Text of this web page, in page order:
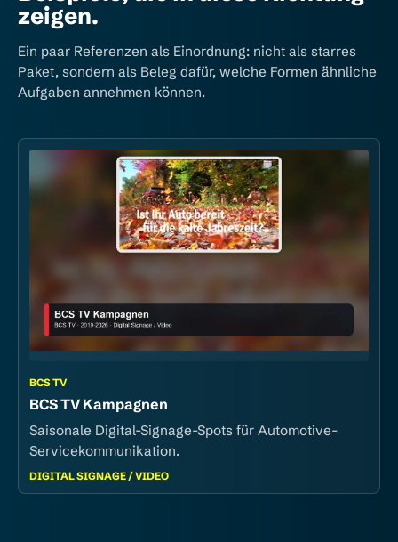
zeigen.
Ein paar Referenzen als Einordnung: nicht als starres
Paket, sondern als Beleg dafür, welche Formen ähnliche
Aufgaben annehmen können.
BCS TV
BCS TV Kampagnen
Saisonale Digital-Signage-Spots für Automotive-
Servicekommunikation.
DIGITAL SIGNAGE / VIDEO